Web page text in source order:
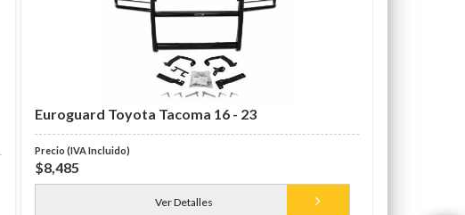
Euroguard Toyota Tacoma 16 - 23
$8,485
Ver Detalles